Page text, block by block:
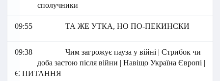
сполучники
09:55 ТА ЖЕ УТКА, НО ПО-ПЕКИНСКИ
09:38
Чим загрожує пауза у війні | Стрибок чи
доба застою після війни | Навіщо Україна Європі |
Є ПИТАННЯ